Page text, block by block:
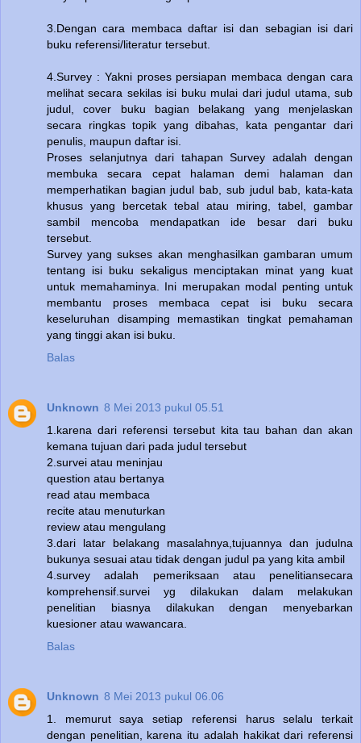
3.Dengan cara membaca daftar isi dan sebagian isi dari
buku referensi/literatur tersebut.
4.Survey : Yakni proses persiapan membaca dengan cara
melihat secara sekilas isi buku mulai dari judul utama, sub
judul, cover buku bagian belakang yang menjelaskan
secara ringkas topik yang dibahas, kata pengantar dari
penulis, maupun daftar isi.
Proses selanjutnya dari tahapan Survey adalah dengan
membuka secara cepat halaman demi halaman dan
memperhatikan bagian judul bab, sub judul bab, kata-kata
khusus yang bercetak tebal atau miring, tabel, gambar
sambil mencoba mendapatkan ide besar dari buku
tersebut.
Survey yang sukses akan menghasilkan gambaran umum
tentang isi buku sekaligus menciptakan minat yang kuat
untuk memahaminya. Ini merupakan modal penting untuk
membantu proses membaca cepat isi buku secara
keseluruhan disamping memastikan tingkat pemahaman
yang tinggi akan isi buku.
Balas
Unknown 8 Mei 2013 pukul 05.51
1.karena dari referensi tersebut kita tau bahan dan akan
kemana tujuan dari pada judul tersebut
2.survei atau meninjau
question atau bertanya
read atau membaca
recite atau menuturkan
review atau mengulang
3.dari latar belakang masalahnya,tujuannya dan judulna
bukunya sesuai atau tidak dengan judul pa yang kita ambil
4.survey adalah pemeriksaan atau penelitiansecara
komprehensif.survei yg dilakukan dalam melakukan
penelitian biasnya dilakukan dengan menyebarkan
kuesioner atau wawancara.
Balas
Unknown 8 Mei 2013 pukul 06.06
1. memurut saya setiap referensi harus selalu terkait
dengan penelitian, karena itu adalah hakikat dari referensi